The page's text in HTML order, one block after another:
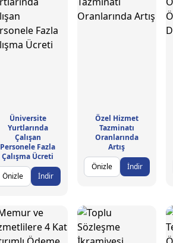
Üniversite
Yurtlarında
Çalışan
Personele Fazla
Çalışma Ücreti
Önizle
İndir
Özel Hizmet
Tazminatı
Oranlarında
Artış
Önizle
İndir